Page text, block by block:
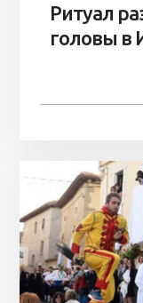
Ритуал
головы в